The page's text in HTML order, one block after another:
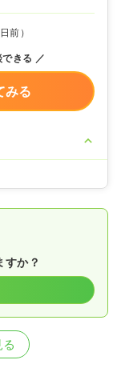
前）
きる
みる
すか？